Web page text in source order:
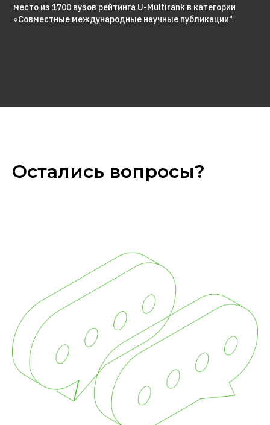
место из 1700 вузов рейтинга U-Multirank в категории
«Совместные международные научные публикации"
Остались вопросы?